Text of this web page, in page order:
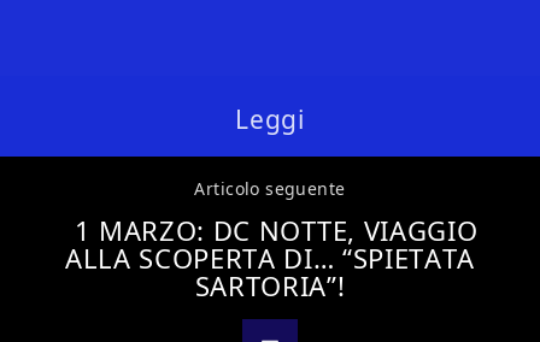
Leggi
Articolo seguente
1 MARZO: DC NOTTE, VIAGGIO
ALLA SCOPERTA DI… “SPIETATA
SARTORIA”!